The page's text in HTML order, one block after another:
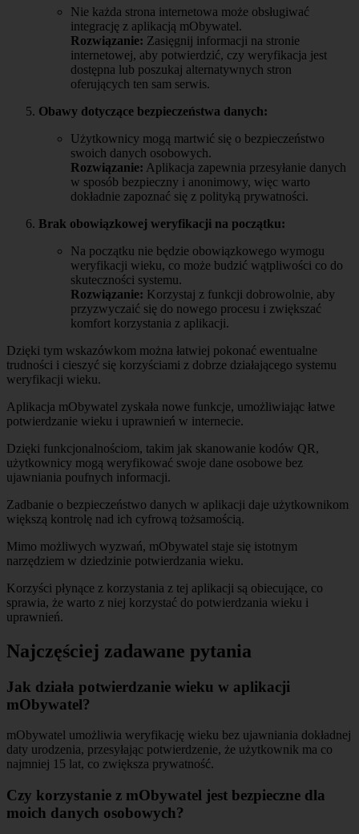
Nie każda strona internetowa może obsługiwać
integrację z aplikacją mObywatel.
Rozwiązanie: Zasięgnij informacji na stronie
internetowej, aby potwierdzić, czy weryfikacja jest
dostępna lub poszukaj alternatywnych stron
oferujących ten sam serwis.
Obawy dotyczące bezpieczeństwa danych:
Użytkownicy mogą martwić się o bezpieczeństwo
swoich danych osobowych.
Rozwiązanie: Aplikacja zapewnia przesyłanie danych
w sposób bezpieczny i anonimowy, więc warto
dokładnie zapoznać się z polityką prywatności.
Brak obowiązkowej weryfikacji na początku:
Na początku nie będzie obowiązkowego wymogu
weryfikacji wieku, co może budzić wątpliwości co do
skuteczności systemu.
Rozwiązanie: Korzystaj z funkcji dobrowolnie, aby
przyzwyczaić się do nowego procesu i zwiększać
komfort korzystania z aplikacji.
Dzięki tym wskazówkom można łatwiej pokonać ewentualne
trudności i cieszyć się korzyściami z dobrze działającego systemu
weryfikacji wieku.
Aplikacja mObywatel zyskała nowe funkcje, umożliwiając łatwe
potwierdzanie wieku i uprawnień w internecie.
Dzięki funkcjonalnościom, takim jak skanowanie kodów QR,
użytkownicy mogą weryfikować swoje dane osobowe bez
ujawniania poufnych informacji.
Zadbanie o bezpieczeństwo danych w aplikacji daje użytkownikom
większą kontrolę nad ich cyfrową tożsamością.
Mimo możliwych wyzwań, mObywatel staje się istotnym
narzędziem w dziedzinie potwierdzania wieku.
Korzyści płynące z korzystania z tej aplikacji są obiecujące, co
sprawia, że warto z niej korzystać do potwierdzania wieku i
uprawnień.
Najczęściej zadawane pytania
Jak działa potwierdzanie wieku w aplikacji
mObywatel?
mObywatel umożliwia weryfikację wieku bez ujawniania dokładnej
daty urodzenia, przesyłając potwierdzenie, że użytkownik ma co
najmniej 15 lat, co zwiększa prywatność.
Czy korzystanie z mObywatel jest bezpieczne dla
moich danych osobowych?